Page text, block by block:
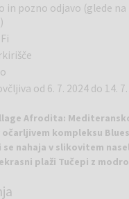
in pozno odjavo (glede na
od 6. 7. 2024 do 14.
Afrodita:
kompleksu
nahaja v slikovitem
plaži Tučepi z modro
s prelepim sredozemskim